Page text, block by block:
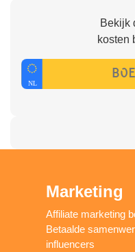
Bekijk
kosten
Marketing
Affiliate marketing
Betaalde
influencers